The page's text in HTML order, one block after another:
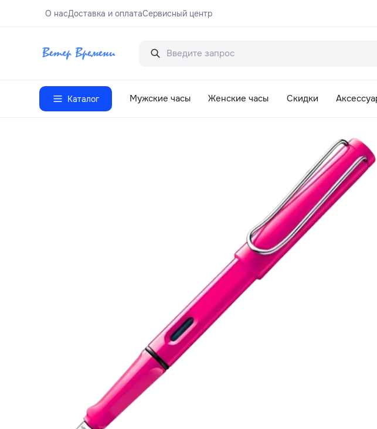
О насДоставка и оплатаСервисный центр
Каталог Мужские часы Женские часы Скидки